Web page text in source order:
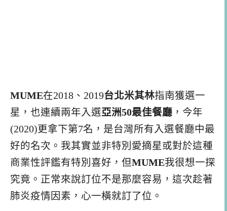
MUME在2018、2019台北米其林指南獲選一
星，也連續兩年入選亞洲50最佳餐廳 ，今年
(2020)更拿下第7名，是台灣所有入選餐廳中最
好的名次。我其實並非特別愛摘星或對於這種
商業性評鑑有特別喜好，但MUME我很想一探
究竟。正常來說訂位不是那麼容易，這次趁著
肺炎疫情因素，心一橫就訂了位。